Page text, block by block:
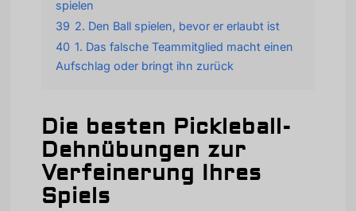
spielen
39 2. Den Ball spielen, bevor er erlaubt ist
40 1. Das falsche Teammitglied macht einen
Aufschlag oder bringt ihn zurück
Die besten Pickleball-
Dehnübungen zur
Verfeinerung Ihres
Spiels